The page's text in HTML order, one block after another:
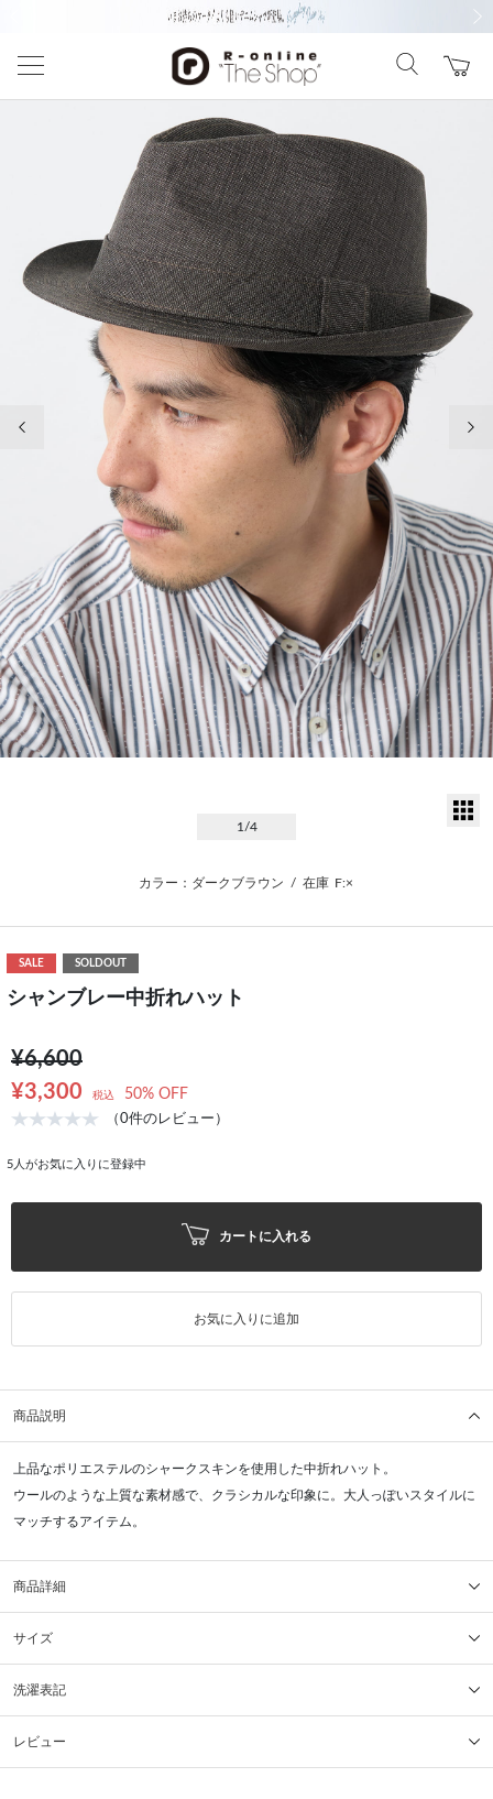
1 /4
カラー：ダークブラウン / 在庫 F:×
SALE SOLDOUT
シャンブレー中折れハット
¥6,600
¥3,300
税込 50% OFF
（0件のレビュー）
5 人がお気に入りに登録中
カートに入れる
お気に入りに追加
商品説明
上品なポリエステルのシャークスキンを使用した中折れハット。
ウールのような上質な素材感で、クラシカルな印象に。大人っぽいスタイルに
マッチするアイテム。
商品詳細
サイズ
洗濯表記
レビュー